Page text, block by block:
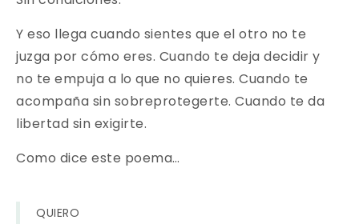
Y eso llega cuando sientes que el otro no te
juzga por cómo eres. Cuando te deja decidir y
no te empuja a lo que no quieres. Cuando te
acompaña sin sobreprotegerte. Cuando te da
libertad sin exigirte.
Como dice este poema…
QUIERO